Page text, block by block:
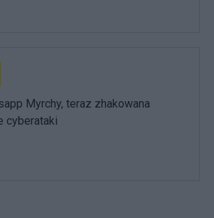
Myrchy, teraz zhakowana
cyberataki